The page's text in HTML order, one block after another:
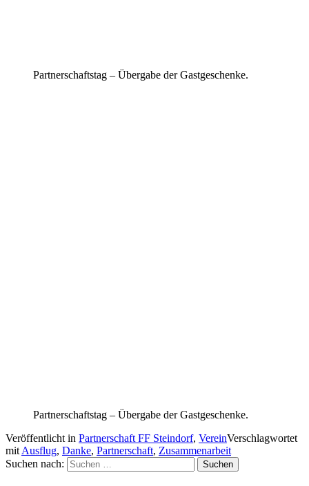
Partnerschaftstag – Übergabe der Gastgeschenke.
Partnerschaftstag – Übergabe der Gastgeschenke.
Veröffentlicht in Partnerschaft FF Steindorf, VereinVerschlagwortet
mit Ausflug, Danke, Partnerschaft, Zusammenarbeit
Suchen nach: